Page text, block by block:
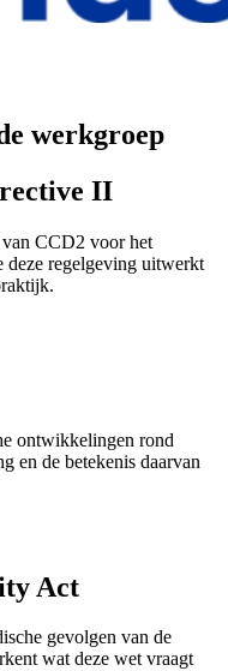
werkgroep
II
CCD2 voor het
deze regelgeving uitwerkt
ontwikkelingen rond
en de betekenis daarvan
Act
gevolgen van de
wat deze wet vraagt